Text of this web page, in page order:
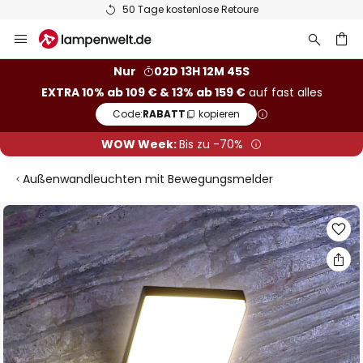
50 Tage kostenlose Retoure
Inhalt
Nur
02D 13H 12M 44S
EXTRA 10% ab 109 € & 13% ab 159 €auf fast alles
Code:RABATT kopieren
WOW Week:Bis zu -70%
Außenwandleuchten mit Bewegungsmelder
Zum
Ende
der
Bildgalerie
springen